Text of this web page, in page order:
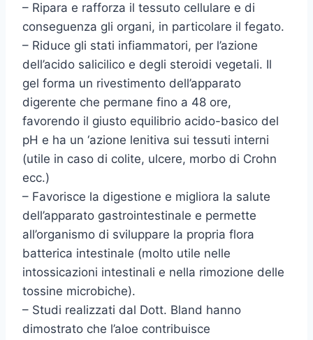
– Ripara e rafforza il tessuto cellulare e di
conseguenza gli organi, in particolare il fegato.
– Riduce gli stati infiammatori, per l’azione
dell’acido salicilico e degli steroidi vegetali. Il
gel forma un rivestimento dell’apparato
digerente che permane fino a 48 ore,
favorendo il giusto equilibrio acido-basico del
pH e ha un ‘azione lenitiva sui tessuti interni
(utile in caso di colite, ulcere, morbo di Crohn
ecc.)
– Favorisce la digestione e migliora la salute
dell’apparato gastrointestinale e permette
all’organismo di sviluppare la propria flora
batterica intestinale (molto utile nelle
intossicazioni intestinali e nella rimozione delle
tossine microbiche).
– Studi realizzati dal Dott. Bland hanno
dimostrato che l’aloe contribuisce